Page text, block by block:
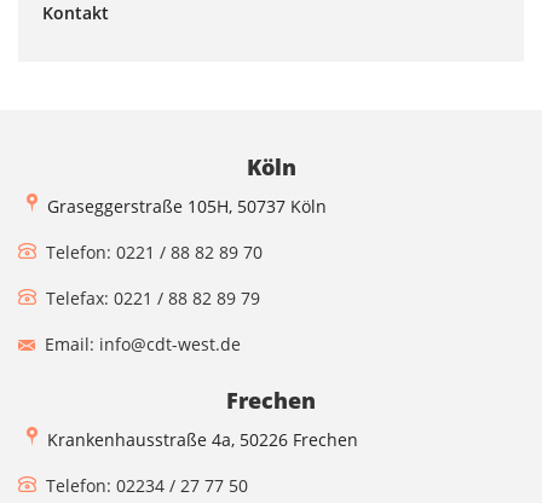
Kontakt
Köln
Graseggerstraße 105H, 50737 Köln
Telefon: 0221 / 88 82 89 70
Telefax: 0221 / 88 82 89 79
Email: info@cdt-west.de
Frechen
Krankenhausstraße 4a, 50226 Frechen
Telefon: 02234 / 27 77 50